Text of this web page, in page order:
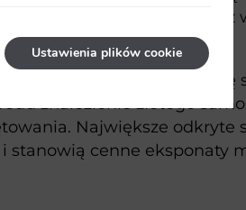
pozostają w miejscach z
żwiru.
sprzyjać tworzeniu się
znalezienie złotego
Największe odkryte
stanowią cenne eksponaty
Ustawienia plików cookie